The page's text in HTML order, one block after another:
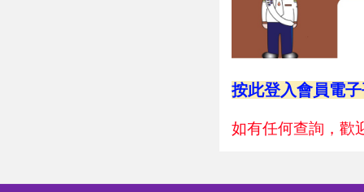
按此登入會員電
如有任何查詢，歡